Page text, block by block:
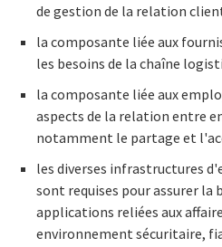
de gestion de la relation
la composante liée aux
les besoins de la chaîne
la composante liée aux
aspects de la relation entre
notamment le partage et
les diverses infrastructures
sont requises pour assurer la
applications reliées aux
environnement sécuritaire,